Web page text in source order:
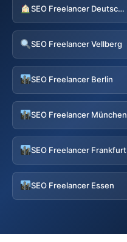
SEO Freelancer Deutschland
SEO Freelancer Vellberg
SEO Freelancer Berlin
SEO Freelancer München
SEO Freelancer Frankfurt
SEO Freelancer Essen